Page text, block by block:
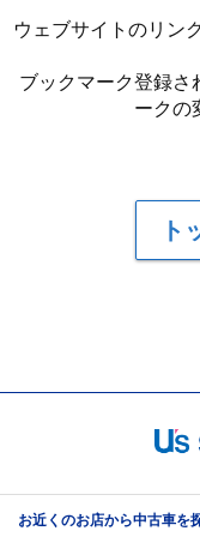
ウェブサイトのリン
ブックマーク登録さ
ークの
ト
お近くのお店から中古車を